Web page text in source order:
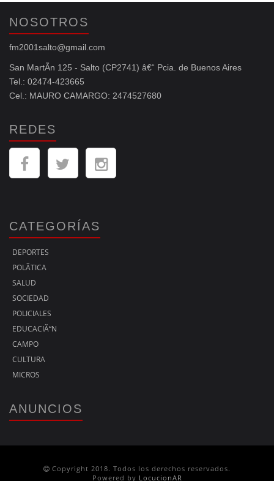
NOSOTROS
fm2001salto@gmail.com
San MartÃ­n 125 - Salto (CP2741) â€“ Pcia. de Buenos Aires
Tel.: 02474-423665
Cel.: MAURO CAMARGO: 2474527680
REDES
CATEGORÍAS
DEPORTES
POLÃ­TICA
SALUD
SOCIEDAD
POLICIALES
EDUCACIÃ“N
CAMPO
CULTURA
MICROS
ANUNCIOS
Copyright 2018. Todos los derechos reservados.
Powered by LocucionAR